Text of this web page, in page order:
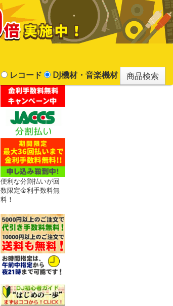
レコード DJ機材・音楽機材
便利な分割払いが回
数限定金利手数料無
料！